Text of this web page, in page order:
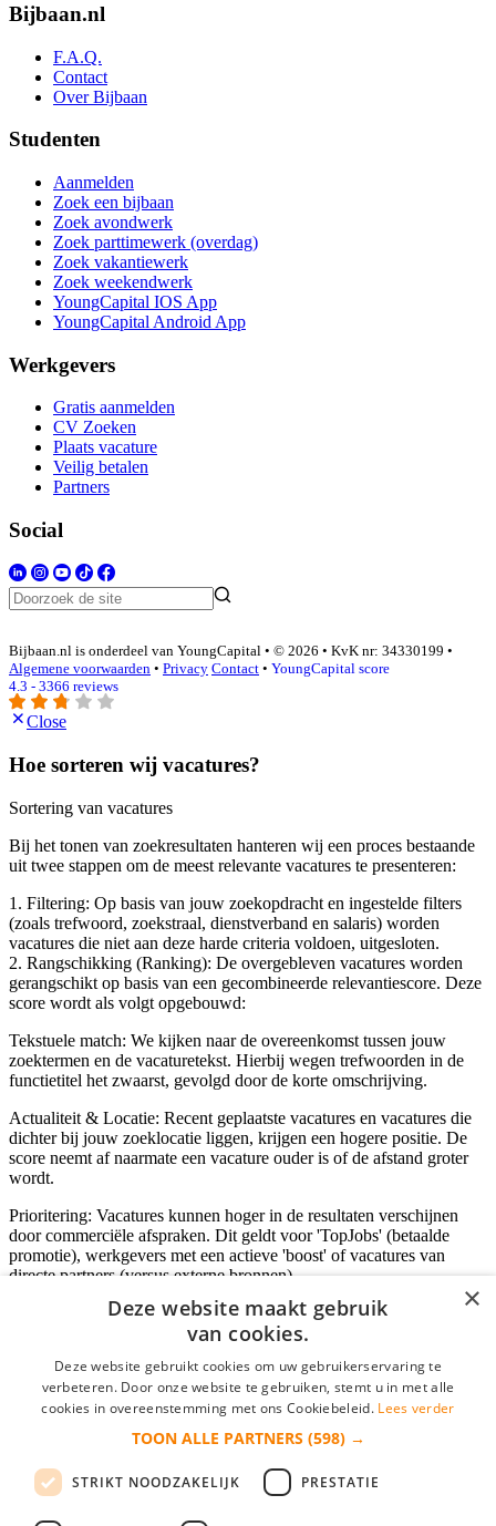
Bijbaan.nl
F.A.Q.
Contact
Over Bijbaan
Studenten
Aanmelden
Zoek een bijbaan
Zoek avondwerk
Zoek parttimewerk (overdag)
Zoek vakantiewerk
Zoek weekendwerk
YoungCapital IOS App
YoungCapital Android App
Werkgevers
Gratis aanmelden
CV Zoeken
Plaats vacature
Veilig betalen
Partners
Social
Bijbaan.nl is onderdeel van YoungCapital • © 2026 • KvK nr: 34330199 •
Algemene voorwaarden • Privacy Contact • YoungCapital score
4.3 - 3366 reviews
Close
Hoe sorteren wij vacatures?
Sortering van vacatures
Bij het tonen van zoekresultaten hanteren wij een proces bestaande
uit twee stappen om de meest relevante vacatures te presenteren:
1. Filtering: Op basis van jouw zoekopdracht en ingestelde filters
(zoals trefwoord, zoekstraal, dienstverband en salaris) worden
vacatures die niet aan deze harde criteria voldoen, uitgesloten.
2. Rangschikking (Ranking): De overgebleven vacatures worden
gerangschikt op basis van een gecombineerde relevantiescore. Deze
score wordt als volgt opgebouwd:
Tekstuele match: We kijken naar de overeenkomst tussen jouw
zoektermen en de vacaturetekst. Hierbij wegen trefwoorden in de
functietitel het zwaarst, gevolgd door de korte omschrijving.
Actualiteit & Locatie: Recent geplaatste vacatures en vacatures die
dichter bij jouw zoeklocatie liggen, krijgen een hogere positie. De
score neemt af naarmate een vacature ouder is of de afstand groter
wordt.
Prioritering: Vacatures kunnen hoger in de resultaten verschijnen
door commerciële afspraken. Dit geldt voor 'TopJobs' (betaalde
promotie), werkgevers met een actieve 'boost' of vacatures van
directe partners (versus externe bronnen).
Inloggen als bedrijf
*
login gegevens onthouden
×
Deze website maakt gebruik
van cookies.
Deze website gebruikt cookies om uw gebruikerservaring te
verbeteren. Door onze website te gebruiken, stemt u in met alle
cookies in overeenstemming met ons Cookiebeleid. Lees verder
TOON ALLE PARTNERS (598) →
STRIKT NOODZAKELIJK PRESTATIE